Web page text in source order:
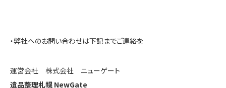
・弊社へのお問い合わせは下記までご連絡を
運営会社 株式会社 ニューゲート
遺品整理札幌 NewGate